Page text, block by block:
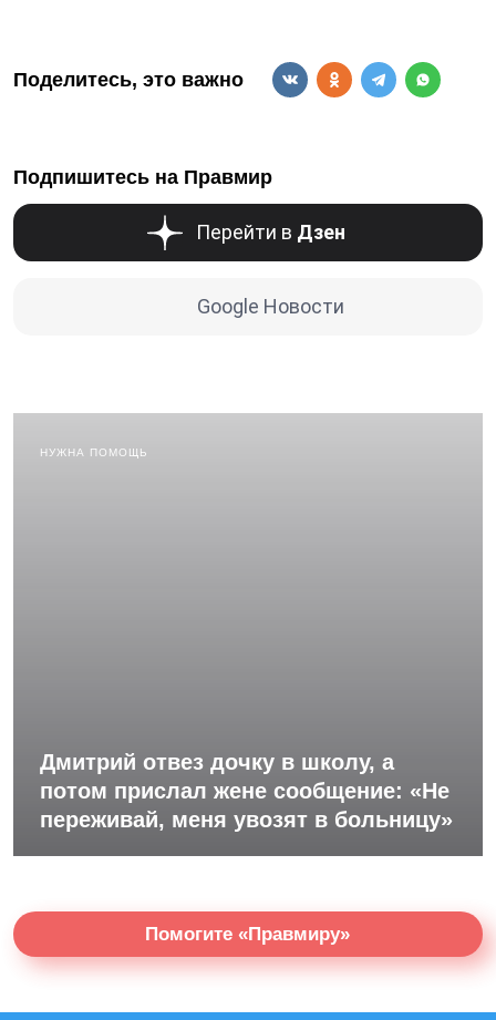
Поделитесь, это важно
Подпишитесь на Правмир
Перейти в Дзен
Google Новости
НУЖНА ПОМОЩЬ
Дмитрий отвез дочку в школу, а
потом прислал жене сообщение: «Не
переживай, меня увозят в больницу»
Помогите «Правмиру»